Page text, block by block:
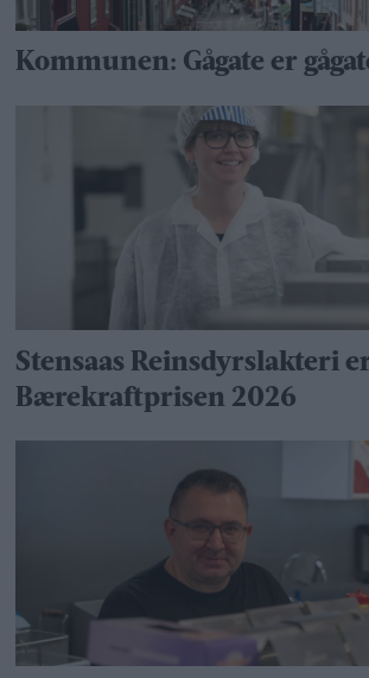
Kommunen: Gågate er
Stensaas Reinsdyrslakteri
Bærekraftprisen 2026